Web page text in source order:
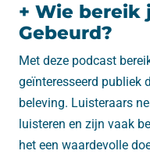
+ Wie bereik
Gebeurd?
Met deze podcast
geïnteresseerd publiek
beleving. Luisteraars
luisteren en zijn vaak
het een waardevolle